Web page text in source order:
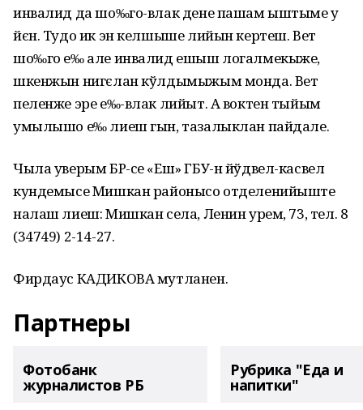
инвалид да шо‰го-влак дене пашам ыштыме у
йєн. Тудо ик эн келшыше лийын кертеш. Вет
шо‰го е‰ але инвалид ешыш логалмекыже,
шкенжын нигєлан кўлдымыжым монда. Вет
пеленже эре е‰-влак лийыт. А воктен тыйым
умылышо е‰ лиеш гын, тазалыклан пайдале.
Чыла уверым БР-се «Еш» ГБУ-н йўдвел-касвел
кундемысе Мишкан районысо отделенийыште
налаш лиеш: Мишкан села, Ленин урем, 73, тел. 8
(34749) 2-14-27.
Фирдаус КАДИКОВА мутланен.
Партнеры
Фотобанк
журналистов РБ
Рубрика "Еда и
напитки"